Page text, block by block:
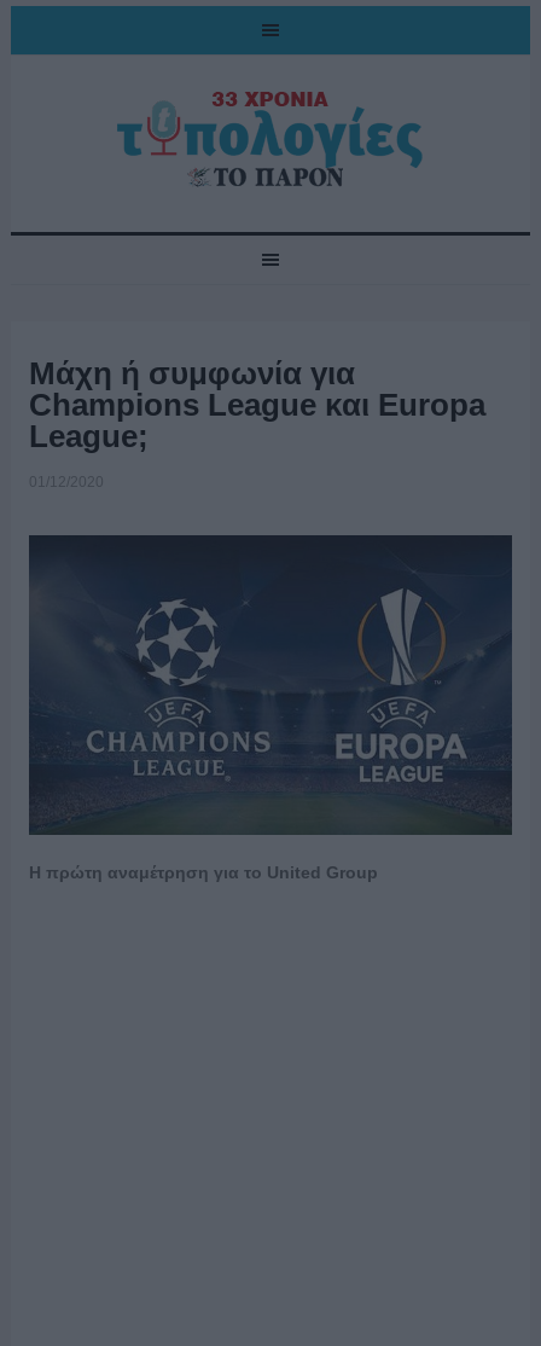
Μάχη ή συμφωνία για
Champions League και Europa
League;
01/12/2020
Η πρώτη αναμέτρηση για το United Group